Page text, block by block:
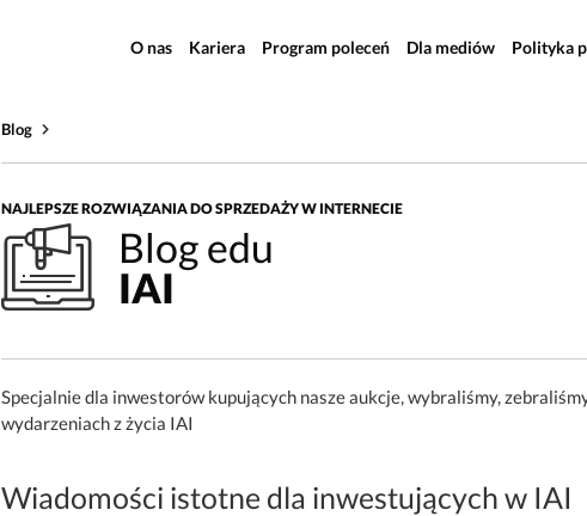
O nas Kariera Program poleceń Dla mediów Polityka
Blog
NAJLEPSZE ROZWIĄZANIA DO SPRZEDAŻY W INTERNECIE
Blog edu
IAI
Specjalnie dla inwestorów kupujących nasze aukcje, wybraliśmy,
wydarzeniach z życia IAI
Wiadomości istotne dla inwestujących w IAI